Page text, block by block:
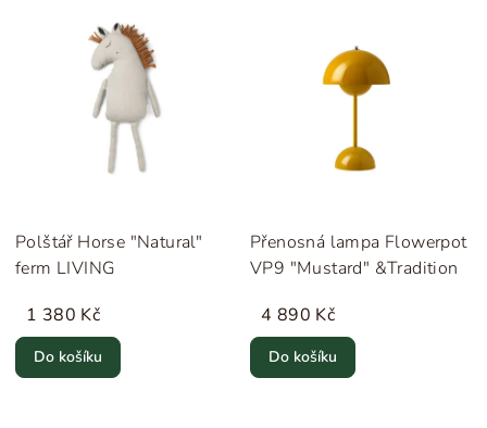
Polštář Horse "Natural"
ferm LIVING
1 380 Kč
Do košíku
Přenosná lampa Flowerpot
VP9 "Mustard" &Tradition
4 890 Kč
Do košíku